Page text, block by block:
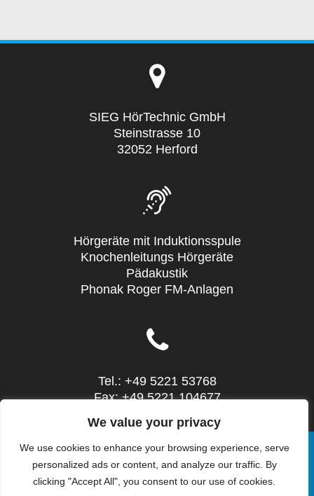
We value your privacy
We use cookies to enhance your browsing experience, serve
personalized ads or content, and analyze our traffic. By
clicking "Accept All", you consent to our use of cookies.
SIEG HörTechnic GmbH
Steinstrasse 10
32052 Herford
Hörgeräte mit Induktionsspule
Knochenleitungs Hörgeräte
Pädakustik
Phonak Roger FM-Anlagen
Tel.: +49 5221 53768
Fax: +49 5221 104677